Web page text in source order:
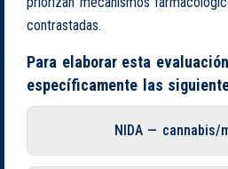
contrastadas.
Para elaborar esta
específicamente las
NIDA — cannabis/